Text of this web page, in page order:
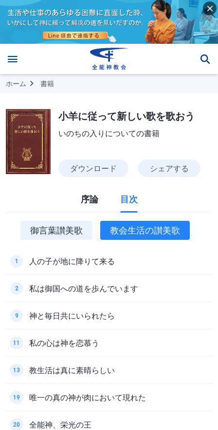
ホーム 書籍
小羊に従って新しい歌を歌おう
いのちの入りについての書籍
ダウンロード シェアする
序論 目次
御言葉讃美歌 教会生活の讃美歌
1 人の子が地に降りて来る
2 私は御国への道を歩んでいます
9 神と毎日共にいられたら
11 私の心は神を恋慕う
13 教生活は真に素晴らしい
19 唯一の真の神が肉において現れた
20 全能神、栄光の王